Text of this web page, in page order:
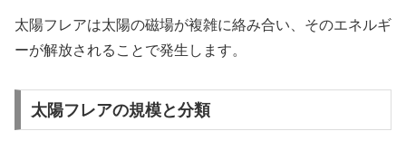
太陽フレアは太陽の磁場が複雑に絡み合い、そのエネルギ
ーが解放されることで発生します。
太陽フレアの規模と分類